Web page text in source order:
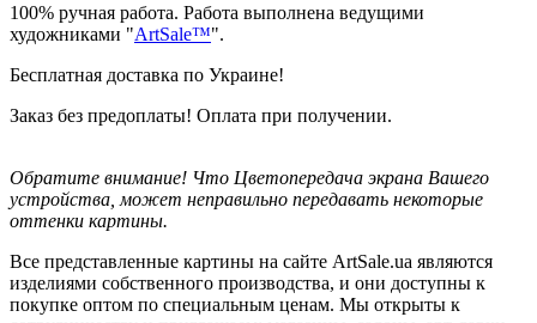
100% ручная работа. Работа выполнена ведущими
художниками "ArtSale™".
Бесплатная доставка по Украине!
Заказ без предоплаты! Оплата при получении.
Обратите внимание! Что Цветопередача экрана Вашего
устройства, может неправильно передавать некоторые
оттенки картины.
Все представленные картины на сайте ArtSale.ua являются
изделиями собственного производства, и они доступны к
покупке оптом по специальным ценам. Мы открыты к